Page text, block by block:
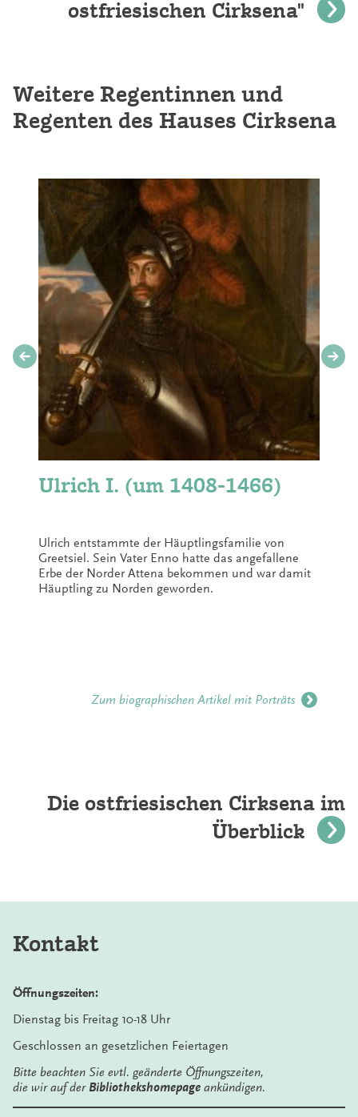
ostfriesischen Cirksena"
Weitere Regentinnen und
Regenten des Hauses Cirksena
Ulrich I. (um 1408-1466)
Ulrich entstammte der Häuptlingsfamilie von
Greetsiel. Sein Vater Enno hatte das angefallene
Erbe der Norder Attena bekommen und war damit
Häuptling zu Norden geworden.
Zum biographischen Artikel mit Porträts
Die ostfriesischen Cirksena im
Überblick
Kontakt
Öffnungszeiten:
Dienstag bis Freitag 10-18 Uhr
Geschlossen an gesetzlichen Feiertagen
Bitte beachten Sie evtl. geänderte Öffnungszeiten,
die wir auf der Bibliothekshomepage ankündigen.